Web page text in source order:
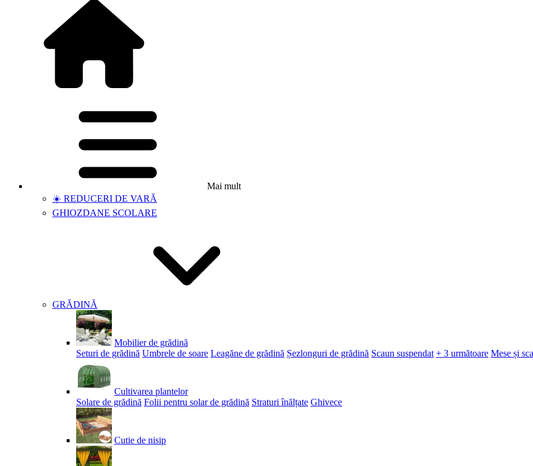
Mai mult
☀️ REDUCERI DE VARĂ
GHIOZDANE SCOLARE
GRĂDINĂ
Mobilier de grădină
Seturi de grădină Umbrele de soare Leagăne de grădină Șezlonguri de grădină Scaun suspendat + 3 următoare Mese și
Cultivarea plantelor
Solare de grădină Folii pentru solar de grădină Straturi înălțate Ghivece
Cutie de nisip